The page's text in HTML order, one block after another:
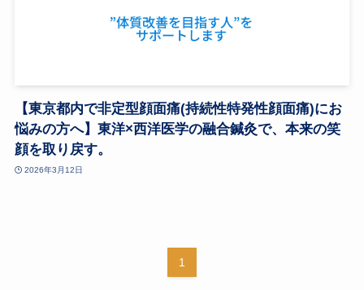
【東京都内で非定型顔面痛(持続性特発性顔面痛)にお
悩みの方へ】東洋×西洋医学の融合鍼灸で、本来の笑
顔を取り戻す。
2026年3月12日
1